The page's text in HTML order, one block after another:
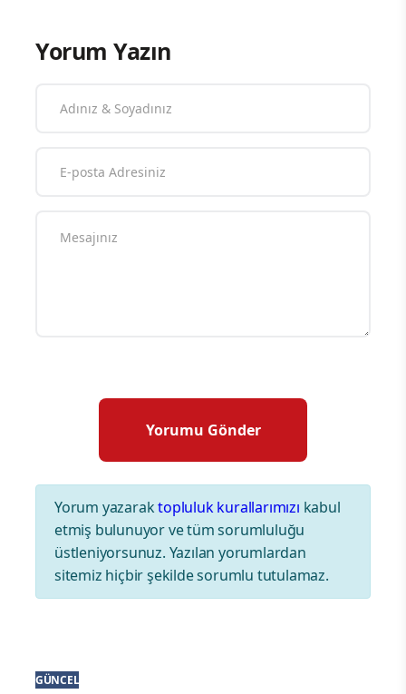
Yorum Yazın
Yorum yazaraktopluluk kurallarımızı kabul
etmiş bulunuyor ve tüm sorumluluğu
üstleniyorsunuz. Yazılan yorumlardan
sitemiz hiçbir şekilde sorumlu tutulamaz.
GÜNCEL